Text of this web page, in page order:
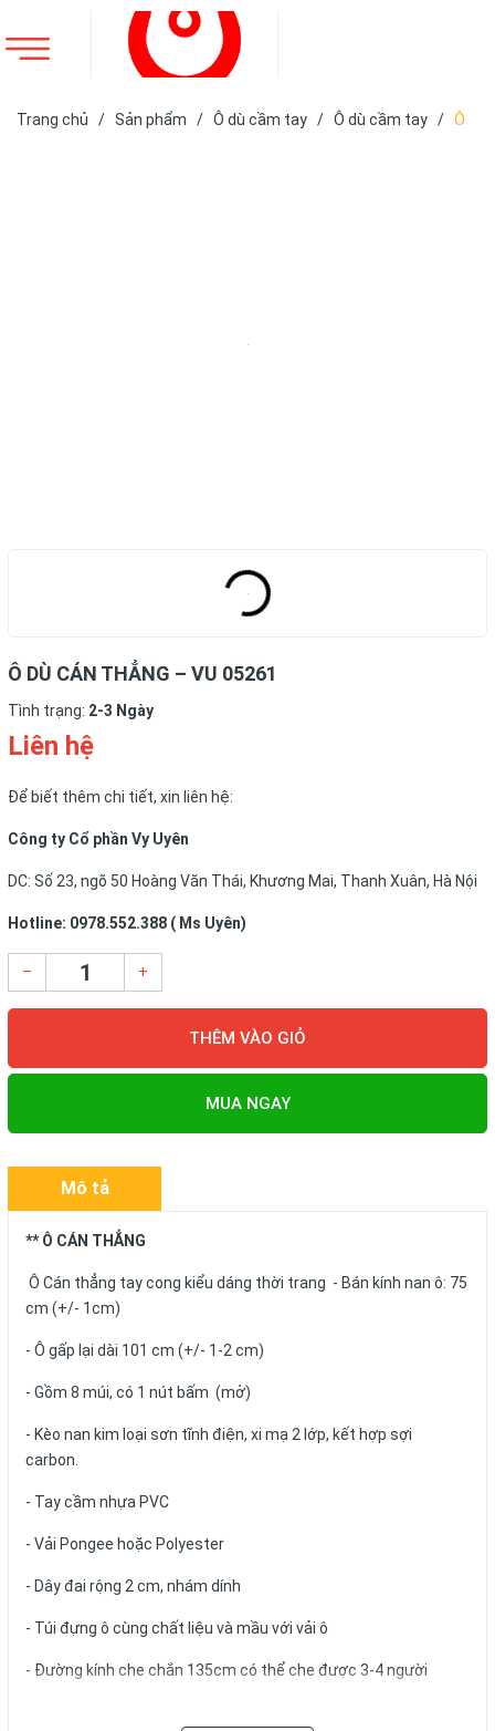
Trang chủ / Sản phẩm / Ô dù cầm tay / Ô dù cầm tay / Ô
Ô DÙ CÁN THẲNG – VU 05261
Tình trạng: 2-3 Ngày
Liên hệ
Để biết thêm chi tiết, xin liên hệ:
Công ty Cổ phần Vy Uyên
DC: Số 23, ngõ 50 Hoàng Văn Thái, Khương Mai, Thanh Xuân, Hà Nội
Hotline: 0978.552.388 ( Ms Uyên)
– +
THÊM VÀO GIỎ
MUA NGAY
Mô tả
** Ô CÁN THẲNG
Ô Cán thẳng tay cong kiểu dáng thời trang - Bán kính nan ô: 75
cm (+/- 1cm)
- Ô gấp lại dài 101 cm (+/- 1-2 cm)
- Gồm 8 múi, có 1 nút bấm (mở)
- Kèo nan kim loại sơn tĩnh điện, xi mạ 2 lớp, kết hợp sợi
carbon.
- Tay cầm nhựa PVC
- Vải Pongee hoặc Polyester
- Dây đai rộng 2 cm, nhám dính
- Túi đựng ô cùng chất liệu và mầu với vải ô
- Đường kính che chắn 135cm có thể che được 3-4 người